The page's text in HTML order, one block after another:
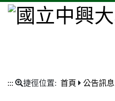
::: 捷徑位置: 首頁 公告訊息